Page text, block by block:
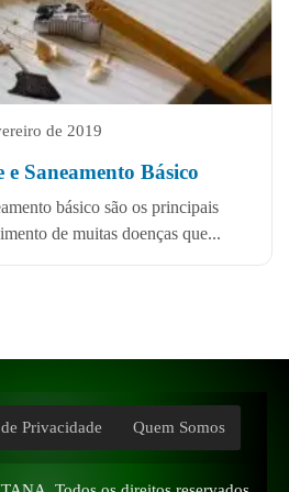
de 2019
Saneamento Básico
básico são os principais
de muitas doenças que...
Privacidade Quem Somos